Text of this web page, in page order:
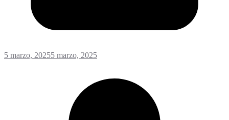
5 marzo, 20255 marzo, 2025